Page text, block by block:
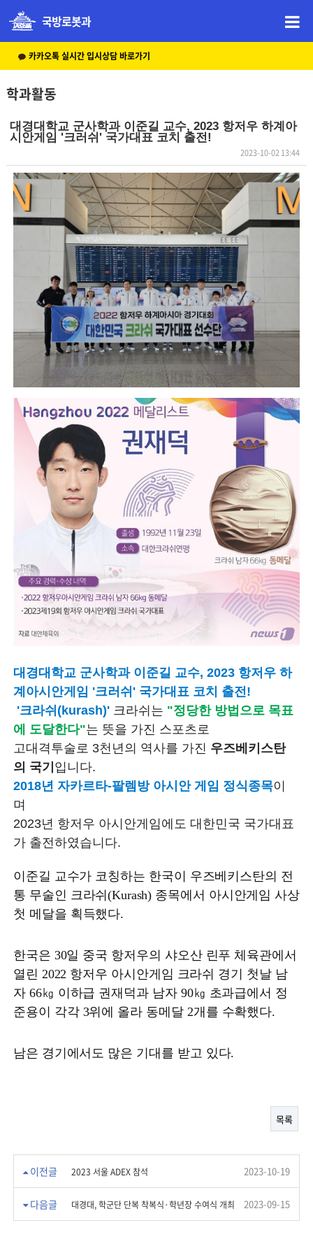
국방로봇과
카카오톡 실시간 입시상담 바로가기
학과활동
대경대학교 군사학과 이준길 교수, 2023 항저우 하계아
시안게임 '크러쉬' 국가대표 코치 출전!
2023-10-02 13:44
본문
대경대학교 군사학과 이준길 교수, 2023 항저우 하
계아시안게임 '크러쉬' 국가대표 코치 출전!
'크라쉬(kurash)' 크라쉬는 "정당한 방법으로 목표
에 도달한다"는 뜻을 가진 스포츠로
고대격투술로 3천년의 역사를 가진 우즈베키스탄
의 국기 입니다.
2018년 자카르타-팔렘방 아시안 게임 정식종목이
며
2023년 항저우 아시안게임에도 대한민국 국가대표
가 출전하였습니다.
이준길 교수가 코칭하는 한국이 우즈베키스탄의 전
통 무술인 크라쉬(Kurash) 종목에서 아시안게임 사상
첫 메달을 획득했다.
한국은 30일 중국 항저우의 샤오산 린푸 체육관에서
열린 2022 항저우 아시안게임 크라쉬 경기 첫날 남
자 66㎏ 이하급 권재덕과 남자 90㎏ 초과급에서 정
준용이 각각 3위에 올라 동메달 2개를 수확했다.
남은 경기에서도 많은 기대를 받고 있다.
목록
이전글 2023 서울 ADEX 참석 2023-10-19
다음글 대경대, 학군단 단복 착복식·학년장 수여식 개최 2023-09-15